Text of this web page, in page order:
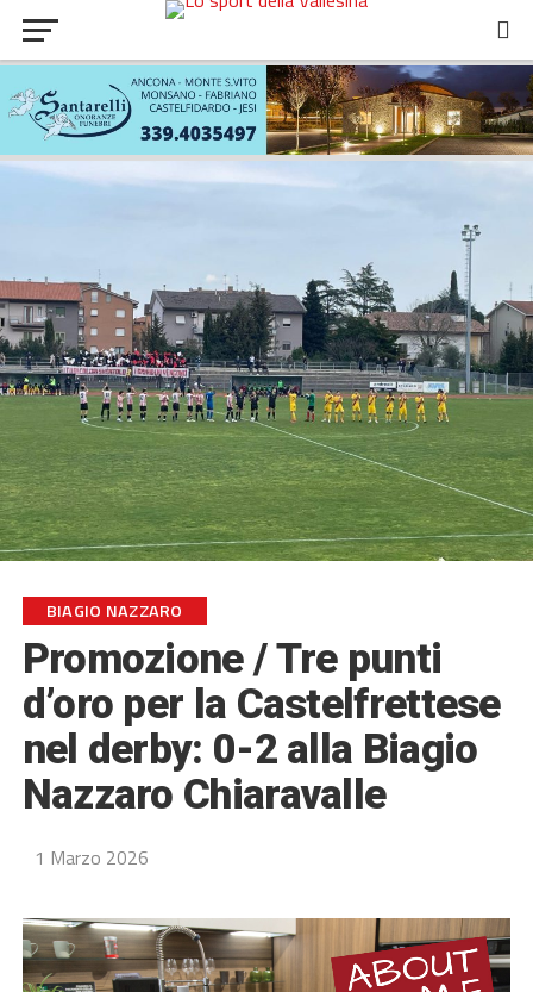
BIAGIO NAZZARO
Promozione / Tre punti
d’oro per la Castelfrettese
nel derby: 0-2 alla Biagio
Nazzaro Chiaravalle
1 Marzo 2026